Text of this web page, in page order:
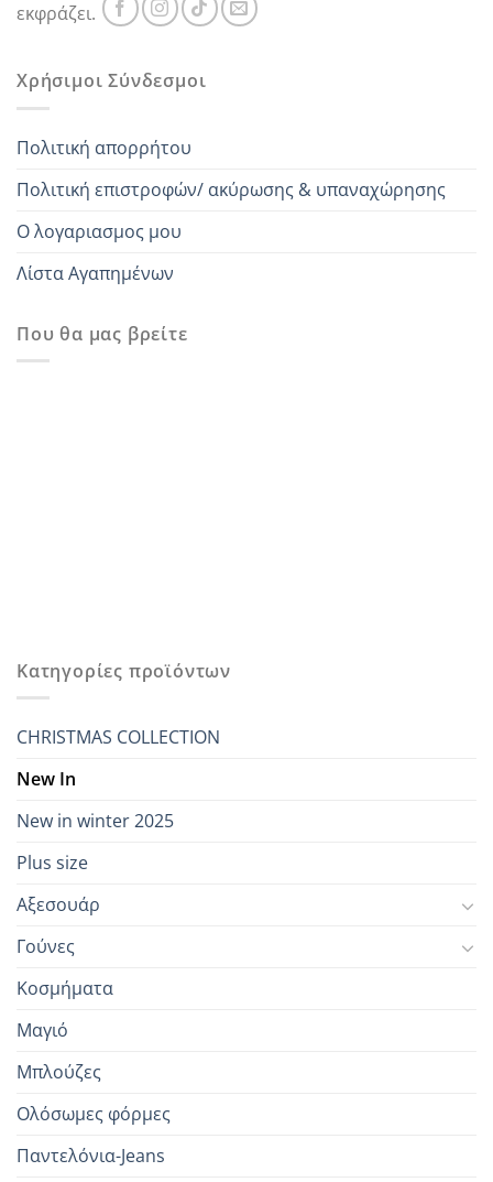
εκφράζει.
Χρήσιμοι Σύνδεσμοι
Πολιτική απορρήτου
Πολιτική επιστροφών/ ακύρωσης & υπαναχώρησης
Ο λογαριασμος μου
Λίστα Αγαπημένων
Που θα μας βρείτε
Κατηγορίες προϊόντων
CHRISTMAS COLLECTION
New In
New in winter 2025
Plus size
Αξεσουάρ
Γούνες
Κοσμήματα
Μαγιό
Μπλούζες
Ολόσωμες φόρμες
Παντελόνια-Jeans